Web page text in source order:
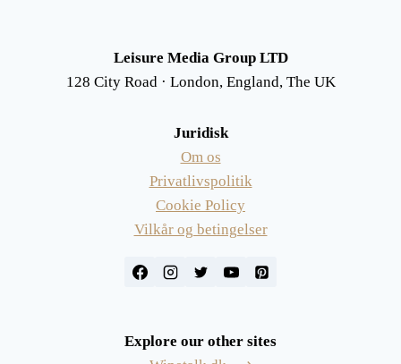
Leisure Media Group LTD
128 City Road · London, England, The UK
Juridisk
Om os
Privatlivspolitik
Cookie Policy
Vilkår og betingelser
Explore our other sites